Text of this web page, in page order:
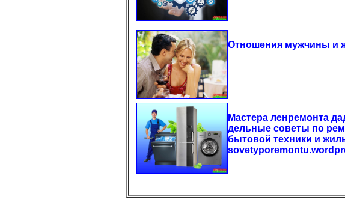
Отношения мужчины и
Мастера ленремонта
дельные советы по
бытовой техники и